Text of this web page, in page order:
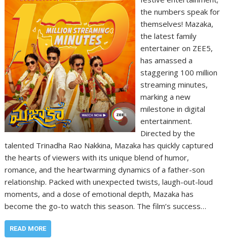
the numbers speak for
themselves! Mazaka,
the latest family
entertainer on ZEE5,
has amassed a
staggering 100 million
streaming minutes,
marking a new
milestone in digital
entertainment.
Directed by the
talented Trinadha Rao Nakkina, Mazaka has quickly captured
the hearts of viewers with its unique blend of humor,
romance, and the heartwarming dynamics of a father-son
relationship. Packed with unexpected twists, laugh-out-loud
moments, and a dose of emotional depth, Mazaka has
become the go-to watch this season. The film’s success…
READ MORE